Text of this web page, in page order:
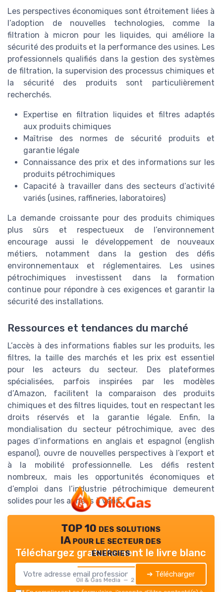
Les perspectives économiques sont étroitement liées à
l’adoption de nouvelles technologies, comme la
filtration à micron pour les liquides, qui améliore la
sécurité des produits et la performance des usines. Les
professionnels qualifiés dans la gestion des systèmes
de filtration, la supervision des processus chimiques et
la sécurité des produits sont particulièrement
recherchés.
Expertise en filtration liquides et filtres adaptés
aux produits chimiques
Maîtrise des normes de sécurité produits et
garantie légale
Connaissance des prix et des informations sur les
produits pétrochimiques
Capacité à travailler dans des secteurs d’activité
variés (usines, raffineries, laboratoires)
La demande croissante pour des produits chimiques
plus sûrs et respectueux de l’environnement
encourage aussi le développement de nouveaux
métiers, notamment dans la gestion des défis
environnementaux et réglementaires. Les usines
pétrochimiques investissent dans la formation
continue pour répondre à ces exigences et garantir la
sécurité des installations.
Ressources et tendances du marché
L’accès à des informations fiables sur les produits, les
filtres, la taille des marchés et les prix est essentiel
pour les acteurs du secteur. Des plateformes
spécialisées, parfois inspirées par les modèles
d’Amazon, facilitent la comparaison des produits
chimiques et des filtres liquides, tout en respectant les
droits réservés et la garantie légale. Enfin, la
mondialisation du secteur pétrochimique, avec des
pages d’informations en anglais et espagnol (english
espanol), ouvre de nouvelles perspectives à l’export et
à la mobilité professionnelle. Les défis restent
nombreux, mais les opportunités économiques et
d’emploi dans l’industrie pétrochimique demeurent
solides pour les années à venir.
TOP 10 des solutions
IA pour le secteur des
energies
Oil & Gas Media — 2026
Téléchargez gratuitement le livre blanc
➔ Télécharger